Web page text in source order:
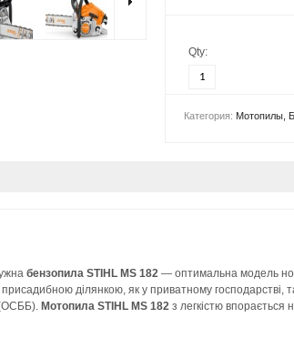
Qty:
Категория: Мотопилы,
бензопила STIHL MS 182 — оптимальна модель
ділянкою, як у приватному господарстві,
(ОСББ). Мотопила STIHL MS 182 з легкістю впорається